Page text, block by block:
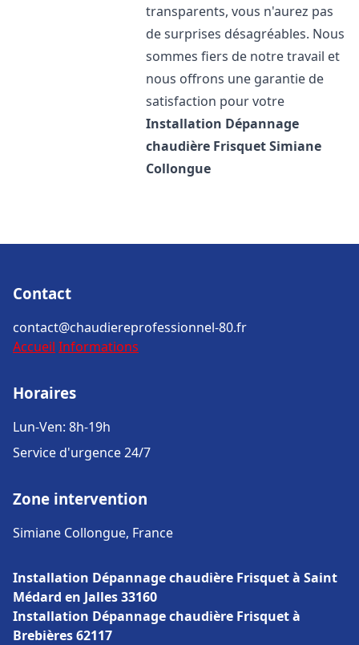
transparents, vous n'aurez pas
de surprises désagréables. Nous
sommes fiers de notre travail et
nous offrons une garantie de
satisfaction pour votre
Installation Dépannage
chaudière FrisquetSimiane
Collongue
Contact
contact@chaudiereprofessionnel-80.fr
Accueil Informations
Horaires
Lun-Ven: 8h-19h
Service d'urgence 24/7
Zone intervention
Simiane Collongue, France
Installation Dépannage chaudière Frisquet à Saint
Médard en Jalles 33160
Installation Dépannage chaudière Frisquet à
Brebières 62117